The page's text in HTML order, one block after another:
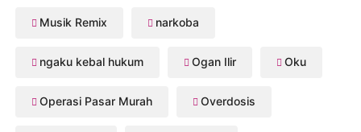
Musik Remix narkoba
ngaku kebal hukum Ogan Ilir Oku
Operasi Pasar Murah Overdosis